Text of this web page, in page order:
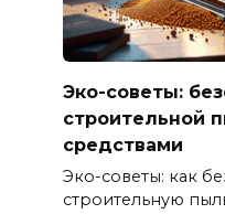
Эко-советы:
строительной
средствами
Эко-советы: как
строительную